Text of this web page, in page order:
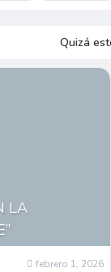
Quizá
LA
febrero 1, 2026